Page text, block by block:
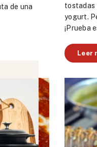
de una
tostadas
yogurt.
¡Prueba
Leer